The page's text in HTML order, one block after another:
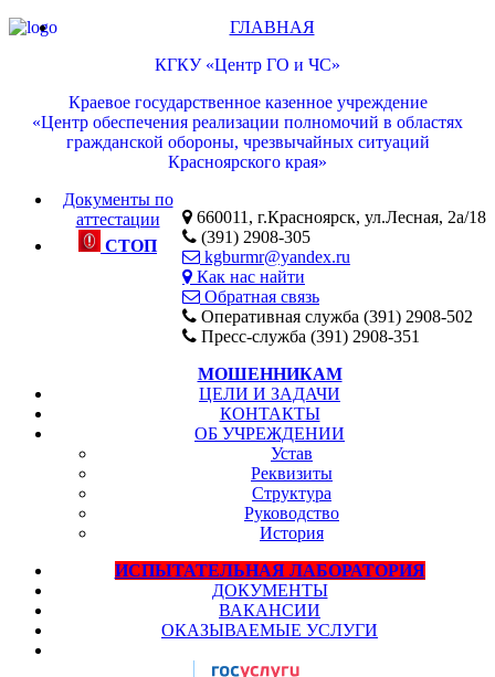
КГКУ «Центр ГО и ЧС»
Краевое государственное казенное учреждение
«Центр обеспечения реализации полномочий в областях
гражданской обороны, чрезвычайных ситуаций
Красноярского края»
660011, г.Красноярск, ул.Лесная, 2а/18
(391) 2908-305
kgburmr@yandex.ru
Как нас найти
Обратная связь
Оперативная служба (391) 2908-502
Пресс-служба (391) 2908-351
ГЛАВНАЯ
Документы по
аттестации
СТОП
МОШЕННИКАМ
ЦЕЛИ И ЗАДАЧИ
КОНТАКТЫ
ОБ УЧРЕЖДЕНИИ
Устав
Реквизиты
Структура
Руководство
История
ИСПЫТАТЕЛЬНАЯ ЛАБОРАТОРИЯ
ДОКУМЕНТЫ
ВАКАНСИИ
ОКАЗЫВАЕМЫЕ УСЛУГИ